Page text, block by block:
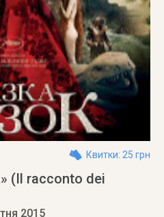
Квитки: 25 грн
(Il racconto dei
2015